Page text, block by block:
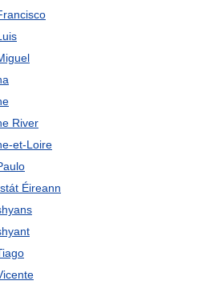
River
et-Loire
Éireann